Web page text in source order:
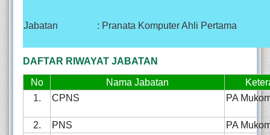
Jabatan : Pranata Komputer Ahli Pertama
DAFTAR RIWAYAT JABATAN
No Nama Jabatan
1.
CPNS PA
2. PNS
PA